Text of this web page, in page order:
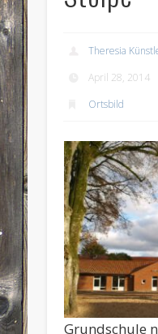
Theresia
April 28, 2014
Ortsbild
Grundschule